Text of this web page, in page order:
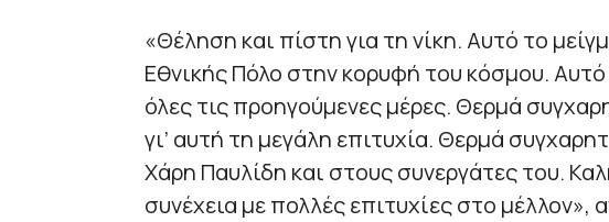
«Θέληση και πίστη για τη νίκη. Αυτό το
Εθνικής Πόλο στην κορυφή του κόσμου.
όλες τις προηγούμενες μέρες. Θερμά
γι’ αυτή τη μεγάλη επιτυχία. Θερμά
Χάρη Παυλίδη και στους συνεργάτες του.
συνέχεια με πολλές επιτυχίες στο